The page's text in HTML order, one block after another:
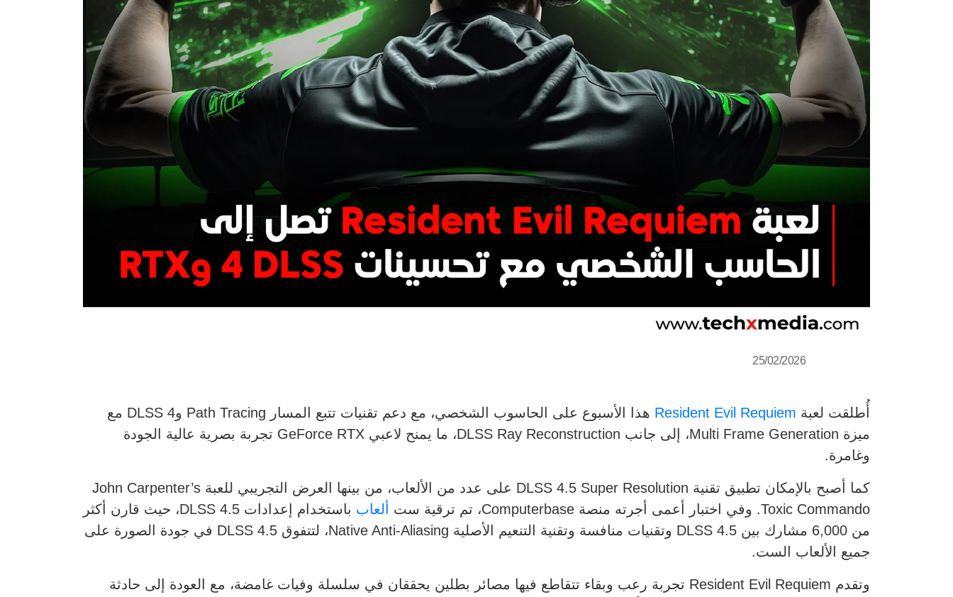
25/02/2026
أُطلقت لعبة Resident Evil Requiem
هذا الأسبوع على الحاسوب الشخصي، مع دعم تقنيات تتبع المسار Path Tracing وDLSS 4 مع
ميزة Multi Frame Generation، إلى جانب DLSS Ray Reconstruction، ما يمنح لاعبي GeForce RTX تجربة بصرية عالية الجودة
وغامرة.
كما أصبح بالإمكان تطبيق تقنية DLSS 4.5 Super Resolution على عدد من الألعاب، من بينها العرض التجريبي للعبة John Carpenter’s
Toxic Commando. وفي اختبار أعمى أجرته منصة Computerbase، تم ترقية ست
ألعاب
باستخدام إعدادات DLSS 4.5، حيث قارن أكثر
من 6,000 مشارك بين DLSS 4.5 وتقنيات منافسة وتقنية التنعيم الأصلية Native Anti-Aliasing، لتتفوق DLSS 4.5 في جودة الصورة على
جميع الألعاب الست.
وتقدم Resident Evil Requiem تجربة رعب وبقاء تتقاطع فيها مصائر بطلين يحققان في سلسلة وفيات غامضة، مع العودة إلى حادثة